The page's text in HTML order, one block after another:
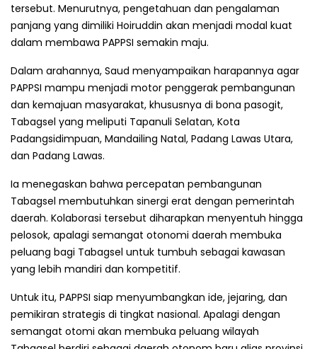
tersebut. Menurutnya, pengetahuan dan pengalaman
panjang yang dimiliki Hoiruddin akan menjadi modal kuat
dalam membawa PAPPSI semakin maju.
Dalam arahannya, Saud menyampaikan harapannya agar
PAPPSI mampu menjadi motor penggerak pembangunan
dan kemajuan masyarakat, khususnya di bona pasogit,
Tabagsel yang meliputi Tapanuli Selatan, Kota
Padangsidimpuan, Mandailing Natal, Padang Lawas Utara,
dan Padang Lawas.
Ia menegaskan bahwa percepatan pembangunan
Tabagsel membutuhkan sinergi erat dengan pemerintah
daerah. Kolaborasi tersebut diharapkan menyentuh hingga
pelosok, apalagi semangat otonomi daerah membuka
peluang bagi Tabagsel untuk tumbuh sebagai kawasan
yang lebih mandiri dan kompetitif.
Untuk itu, PAPPSI siap menyumbangkan ide, jejaring, dan
pemikiran strategis di tingkat nasional. Apalagi dengan
semangat otomi akan membuka peluang wilayah